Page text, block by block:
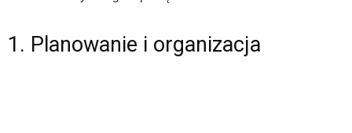
1. Planowanie i organizacja